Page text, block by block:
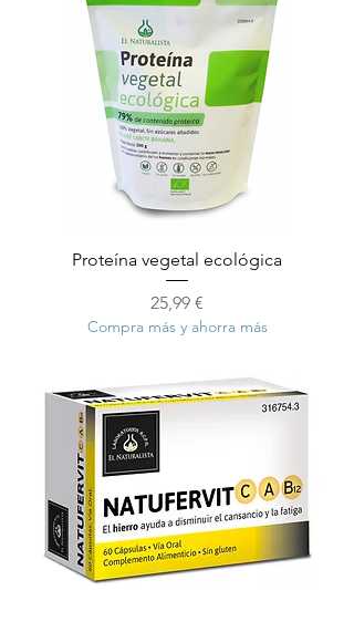
Proteína vegetal ecológica
Precio
25,99 €
Compra más y ahorra más